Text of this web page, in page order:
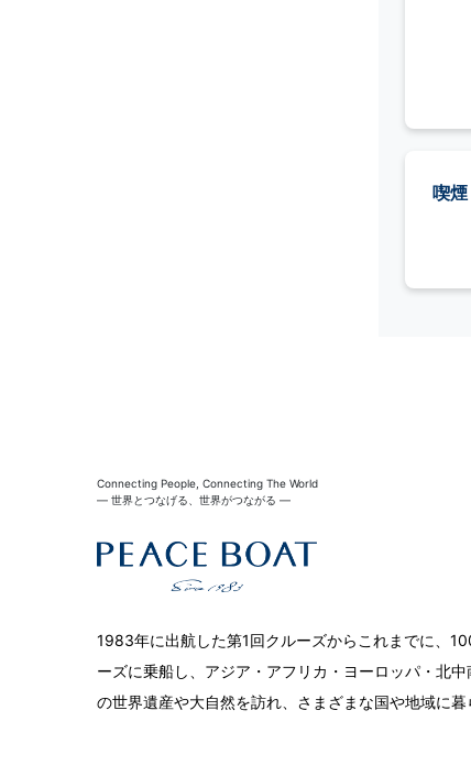
喫煙
Connecting People, Connecting The World
― 世界とつなげる、世界がつながる ―
1983年に出航した第1回クルーズからこれまでに、
ーズに乗船し、アジア・アフリカ・ヨーロッパ・北
の世界遺産や大自然を訪れ、さまざまな国や地域に